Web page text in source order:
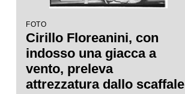
FOTO
Cirillo Floreanini, con
indosso una giacca a
vento, preleva
attrezzatura dallo scaffale